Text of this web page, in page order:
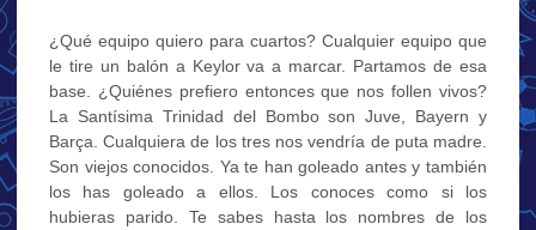
¿Qué equipo quiero para cuartos? Cualquier equipo que
le tire un balón a Keylor va a marcar. Partamos de esa
base. ¿Quiénes prefiero entonces que nos follen vivos?
La Santísima Trinidad del Bombo son Juve, Bayern y
Barça. Cualquiera de los tres nos vendría de puta madre.
Son viejos conocidos. Ya te han goleado antes y también
los has goleado a ellos. Los conoces como si los
hubieras parido. Te sabes hasta los nombres de los